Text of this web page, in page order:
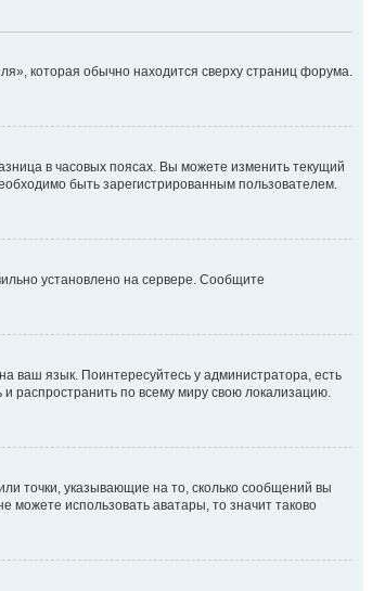
которая обычно находится сверху страниц форума.
в часовых поясах. Вы можете изменить текущий
быть зарегистрированным пользователем.
установлено на сервере. Сообщите
ваш язык. Поинтересуйтесь у администратора, есть
распространить по всему миру свою локализацию.
точки, указывающие на то, сколько сообщений вы
можете использовать аватары, то значит таково